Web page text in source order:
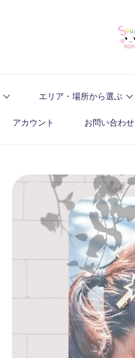
エリア・場所から選ぶ
アカウント お問い合わせ